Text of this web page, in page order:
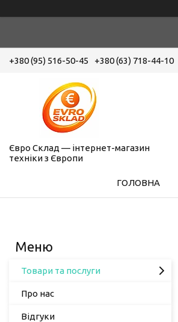
+380 (95) 516-50-45 +380 (63) 718-44-10
Євро Склад — інтернет-магазин
техніки з Європи
ГОЛОВНА
Товари та послуги
Про нас
Відгуки